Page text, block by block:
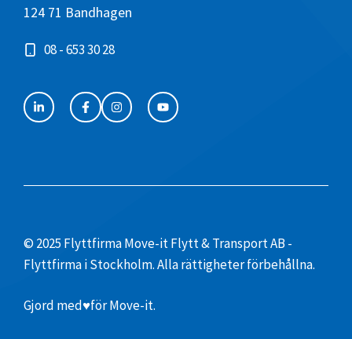
124 71 Bandhagen
08 - 653 30 28
© 2025 Flyttfirma Move-it Flytt & Transport AB -
Flyttfirma i Stockholm. Alla rättigheter förbehållna.
Gjord med♥för Move-it.